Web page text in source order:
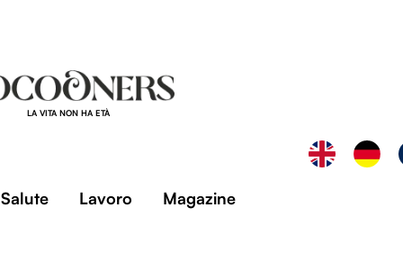
LA VITA NON HA ETÀ
Salute Lavoro Magazine